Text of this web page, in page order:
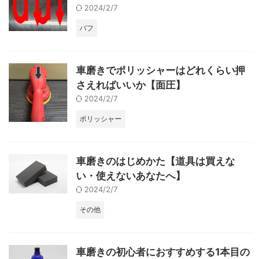
2024/2/7
バフ
車磨きでポリッシャーはどれくらい押
さえればいいか【面圧】
2024/2/7
ポリッシャー
車磨きのはじめかた【道具は買えな
い・使えないあなたへ】
2024/2/7
その他
車磨きの初心者におすすめする1本目の